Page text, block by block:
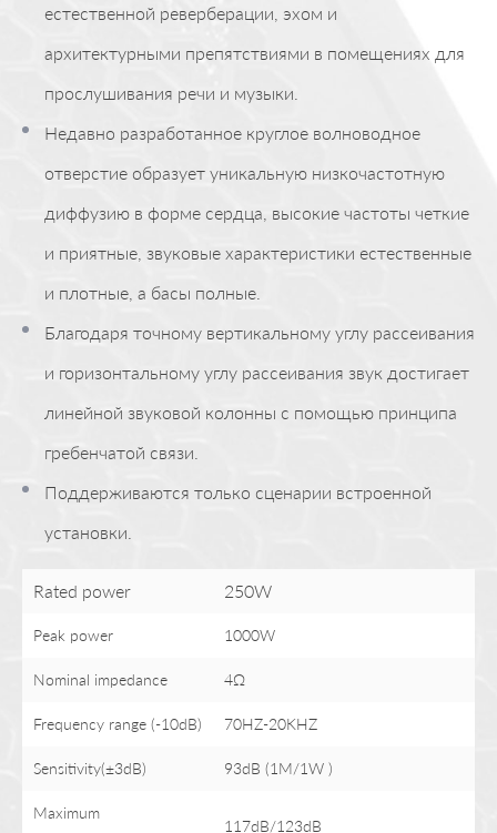
естественной реверберации, эхом и
архитектурными препятствиями в помещениях для
прослушивания речи и музыки.
Недавно разработанное круглое волноводное
отверстие образует уникальную низкочастотную
диффузию в форме сердца, высокие частоты четкие
и приятные, звуковые характеристики естественные
и плотные, а басы полные.
Благодаря точному вертикальному углу рассеивания
и горизонтальному углу рассеивания звук достигает
линейной звуковой колонны с помощью принципа
гребенчатой ​​связи.
Поддерживаются только сценарии встроенной
установки.
Rated power 250W
Peak power 1000W
Nominal impedance 4Ω
Frequency range (-10dB) 70HZ-20KHZ
Sensitivity(±3dB) 93dB (1M/1W )
Maximum
117dB/123dB